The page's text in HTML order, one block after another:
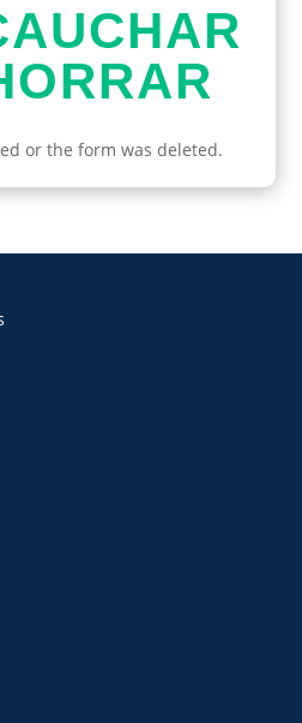
or the form was deleted.